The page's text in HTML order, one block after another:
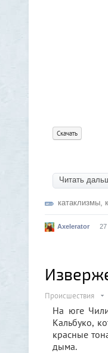
Скачать
Читать
катаклизмы,
Axelerator 27
Происшествия
На юге
Кальбуко,
красные
дыма.